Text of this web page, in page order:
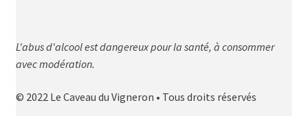
L'abus d'alcool est dangereux pour la santé, à consommer
avec modération.
© 2022 Le Caveau du Vigneron • Tous droits réservés